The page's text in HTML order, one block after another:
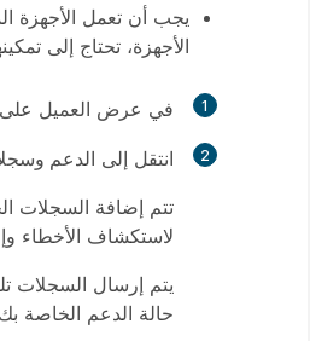
الأجهزة، تحتاج إلى
1 في عرض العميل على
2 انتقل إلى الدعم
تتم إضافة السجلات
لاستكشاف الأخطاء
حالة الدعم الخاصة